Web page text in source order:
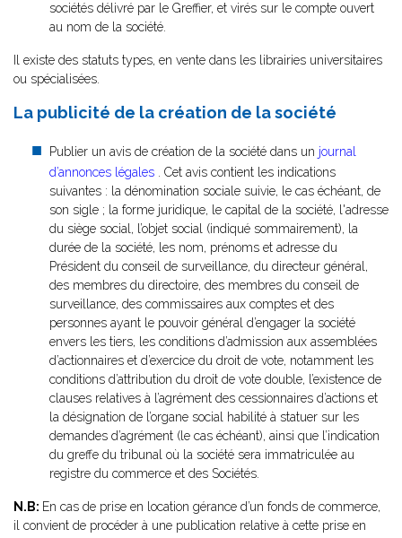
sociétés délivré par le Greffier, et virés sur le compte ouvert
au nom de la société.
Il existe des statuts types, en vente dans les librairies universitaires
ou spécialisées.
La publicité de la création de la société
Publier un avis de création de la société dans un journal
d’annonces légales . Cet avis contient les indications
suivantes : la dénomination sociale suivie, le cas échéant, de
son sigle ; la forme juridique, le capital de la société, l'adresse
du siège social, l’objet social (indiqué sommairement), la
durée de la société, les nom, prénoms et adresse du
Président du conseil de surveillance, du directeur général,
des membres du directoire, des membres du conseil de
surveillance, des commissaires aux comptes et des
personnes ayant le pouvoir général d’engager la société
envers les tiers, les conditions d’admission aux assemblées
d’actionnaires et d’exercice du droit de vote, notamment les
conditions d’attribution du droit de vote double, l’existence de
clauses relatives à l’agrément des cessionnaires d’actions et
la désignation de l’organe social habilité à statuer sur les
demandes d’agrément (le cas échéant), ainsi que l’indication
du greffe du tribunal où la société sera immatriculée au
registre du commerce et des Sociétés.
N.B: En cas de prise en location gérance d’un fonds de commerce,
il convient de procéder à une publication relative à cette prise en